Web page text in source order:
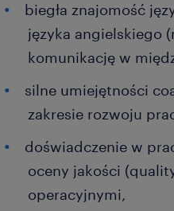
biegła znajomość
języka angielskiego
komunikację w
silne umiejętności
zakresie rozwoju
doświadczenie w
oceny jakości
operacyjnymi,